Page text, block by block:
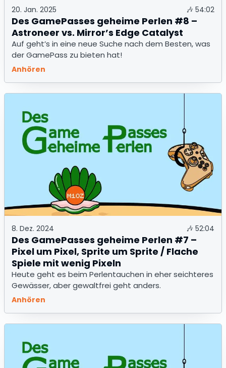
20. Jan. 2025 🎶 54:02
Des GamePasses geheime Perlen #8 –
Astroneer vs. Mirror’s Edge Catalyst
Auf geht’s in eine neue Suche nach dem Besten, was
der GamePass zu bieten hat!
Anhören
8. Dez. 2024 🎶 52:04
Des GamePasses geheime Perlen #7 –
Pixel um Pixel, Sprite um Sprite / Flache
Spiele mit wenig Pixeln
Heute geht es beim Perlentauchen in eher seichteres
Gewässer, aber gewaltfrei geht anders.
Anhören